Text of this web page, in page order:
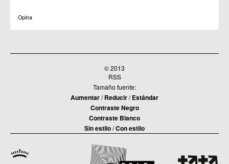
Opina
© 2013
RSS
Tamaño fuente:
Aumentar/Reducir/Estándar
Contraste Negro
Contraste Blanco
Sin estilo/Con estilo